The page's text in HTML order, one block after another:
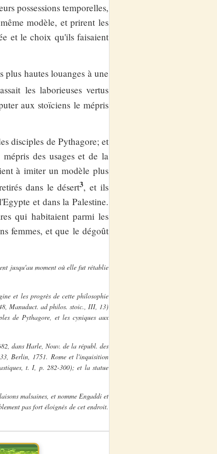
possessions temporelles,
modèle, et prirent les
et le choix qu'ils faisaient
hautes louanges à une
les laborieuses vertus
aux stoïciens le mépris
disciples de Pythagore; et
des usages et de la
à imiter un modèle plus
dans le désert3, et ils
et dans la Palestine.
qui habitaient parmi les
femmes, et que le dégoût
jusqu'au moment où elle fut rétablie
et les progrès de cette philosophie
Manuduct. ad philos. stoic., III, 13)
de Pythagore, et les cyniques aux
dans Harle, Nouv. de la républ. des
Berlin, 1751. Rome et l'inquisition
t. I, p. 282-300); et la statue
malsaines, et nomme Engaddi et
pas fort éloignés de cet endroit.